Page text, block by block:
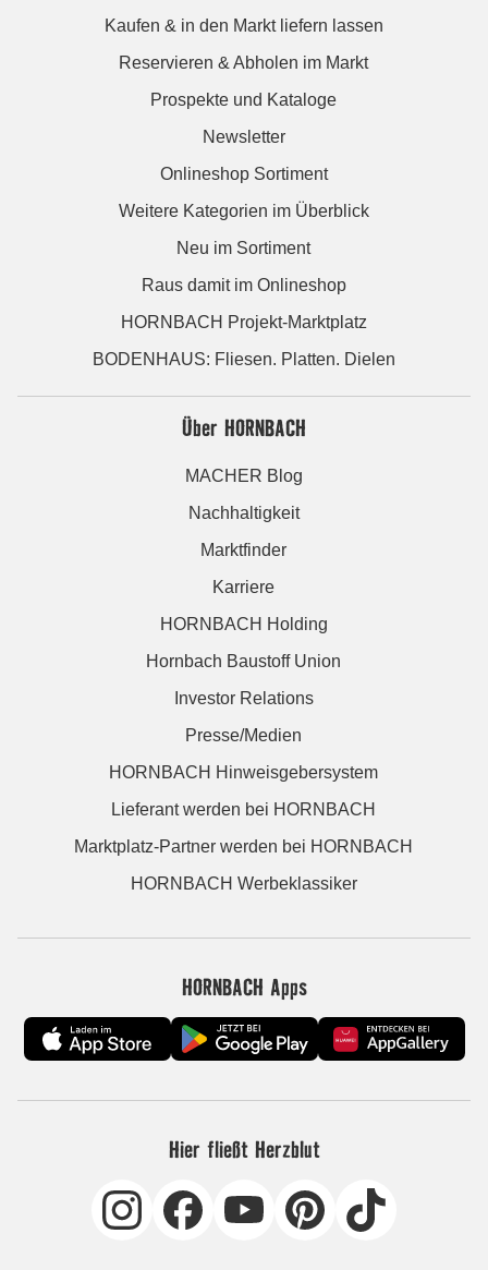
Kaufen & in den Markt liefern lassen
Reservieren & Abholen im Markt
Prospekte und Kataloge
Newsletter
Onlineshop Sortiment
Weitere Kategorien im Überblick
Neu im Sortiment
Raus damit im Onlineshop
HORNBACH Projekt-Marktplatz
BODENHAUS: Fliesen. Platten. Dielen
Über HORNBACH
MACHER Blog
Nachhaltigkeit
Marktfinder
Karriere
HORNBACH Holding
Hornbach Baustoff Union
Investor Relations
Presse/Medien
HORNBACH Hinweisgebersystem
Lieferant werden bei HORNBACH
Marktplatz-Partner werden bei HORNBACH
HORNBACH Werbeklassiker
HORNBACH Apps
Hier fließt Herzblut